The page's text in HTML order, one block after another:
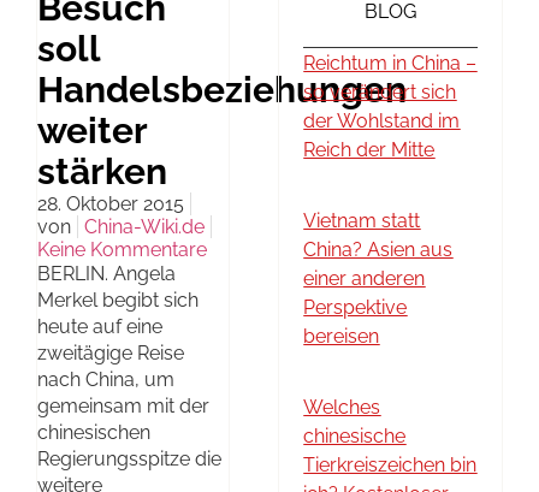
soll
Handelsbeziehungen
weiter
stärken
28. Oktober 2015
von China-Wiki.de
Keine Kommentare
BERLIN. Angela
Merkel begibt sich
heute auf eine
zweitägige Reise
nach China, um
gemeinsam mit der
chinesischen
Regierungsspitze die
weitere
BLOG
Reichtum in China –
so verändert sich
der Wohlstand im
Reich der Mitte
Vietnam statt
China? Asien aus
einer anderen
Perspektive
bereisen
Welches
chinesische
Tierkreiszeichen bin